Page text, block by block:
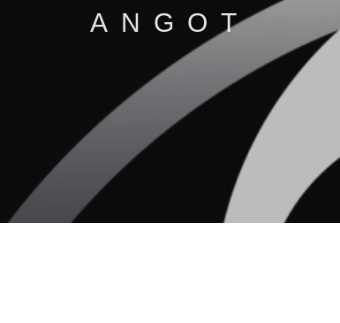
ANGOT